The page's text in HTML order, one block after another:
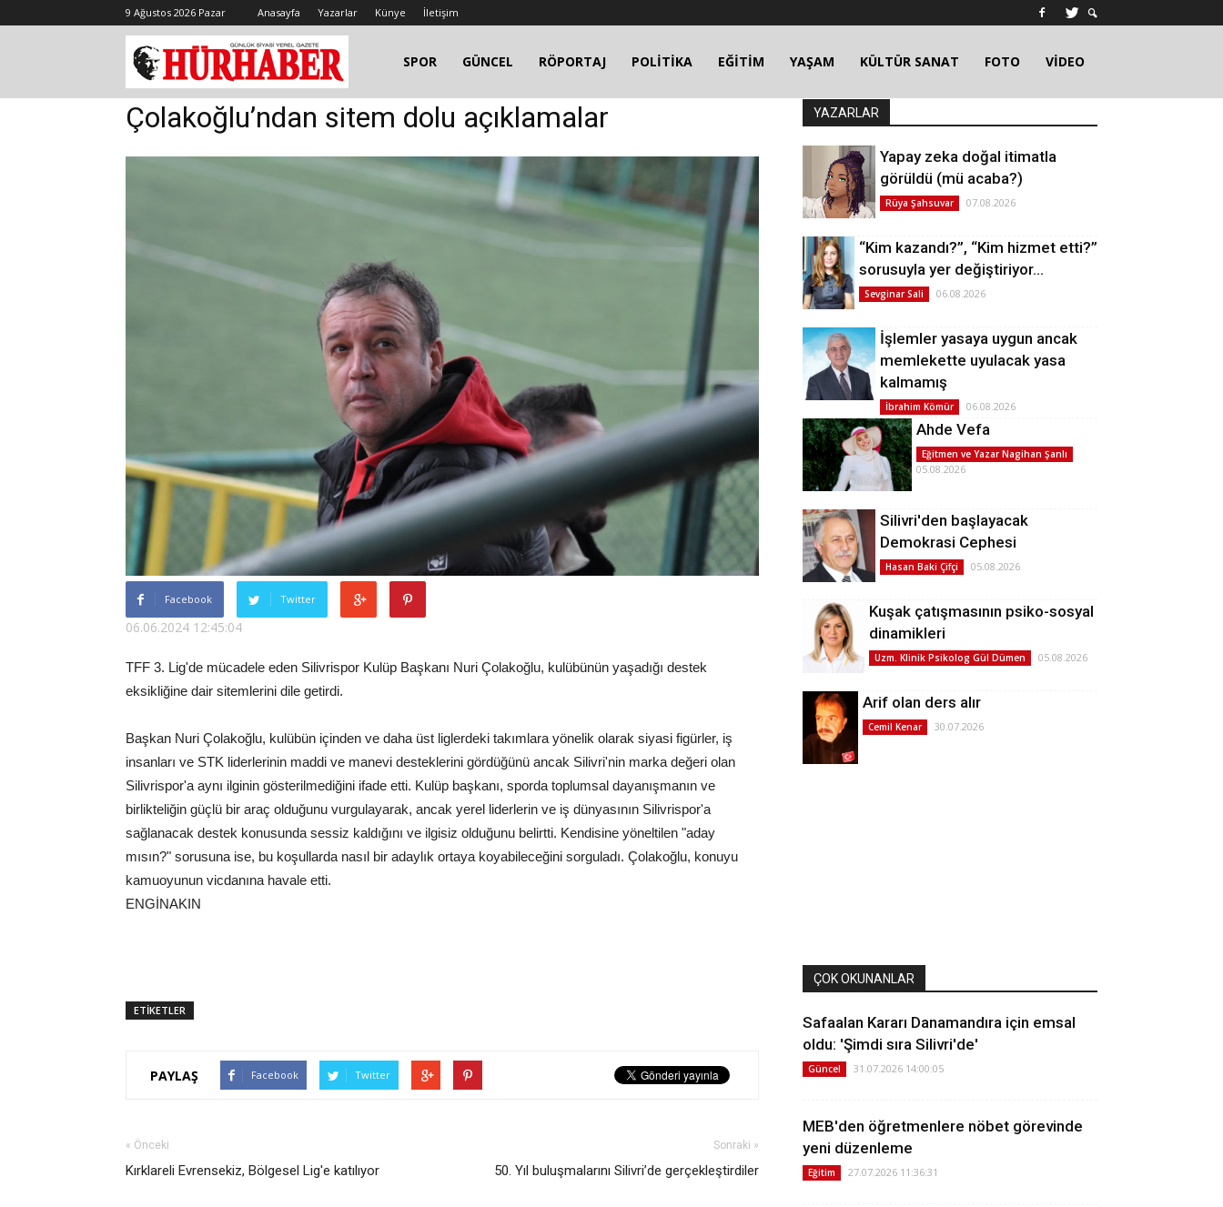
9 Ağustos 2026 Pazar Anasayfa Yazarlar Künye İletişim
SPOR GÜNCEL RÖPORTAJ POLİTİKA EĞİTİM YAŞAM KÜLTÜR SANAT FOTO VİDEO
Çolakoğlu’ndan sitem dolu açıklamalar
Facebook Twitter
06.06.2024 12:45:04
TFF 3. Lig'de mücadele eden Silivrispor Kulüp Başkanı Nuri Çolakoğlu, kulübünün yaşadığı destek
eksikliğine dair sitemlerini dile getirdi.
Başkan Nuri Çolakoğlu, kulübün içinden ve daha üst liglerdeki takımlara yönelik olarak siyasi figürler, iş
insanları ve STK liderlerinin maddi ve manevi desteklerini gördüğünü ancak Silivri'nin marka değeri olan
Silivrispor'a aynı ilginin gösterilmediğini ifade etti. Kulüp başkanı, sporda toplumsal dayanışmanın ve
birlikteliğin güçlü bir araç olduğunu vurgulayarak, ancak yerel liderlerin ve iş dünyasının Silivrispor'a
sağlanacak destek konusunda sessiz kaldığını ve ilgisiz olduğunu belirtti. Kendisine yöneltilen "aday
mısın?" sorusuna ise, bu koşullarda nasıl bir adaylık ortaya koyabileceğini sorguladı. Çolakoğlu, konuyu
kamuoyunun vicdanına havale etti.
ENGİNAKIN
ETİKETLER
PAYLAŞ Facebook Twitter
« Önceki
Kırklareli Evrensekiz, Bölgesel Lig'e katılıyor
Sonraki »
50. Yıl buluşmalarını Silivri’de gerçekleştirdiler
YAZARLAR
Yapay zeka doğal itimatla
görüldü (mü acaba?)
Rüya Şahsuvar 07.08.2026
“Kim kazandı?”, “Kim hizmet etti?”
sorusuyla yer değiştiriyor…
Sevginar Sali 06.08.2026
İşlemler yasaya uygun ancak
memlekette uyulacak yasa
kalmamış
İbrahim Kömür 06.08.2026
Ahde Vefa
Eğitmen ve Yazar Nagihan Şanlı
05.08.2026
Silivri'den başlayacak
Demokrasi Cephesi
Hasan Baki Çifçi 05.08.2026
Kuşak çatışmasının psiko-sosyal
dinamikleri
Uzm. Klinik Psikolog Gül Dümen 05.08.2026
Arif olan ders alır
Cemil Kenar 30.07.2026
ÇOK OKUNANLAR
Safaalan Kararı Danamandıra için emsal
oldu: 'Şimdi sıra Silivri'de'
Güncel 31.07.2026 14:00:05
MEB'den öğretmenlere nöbet görevinde
yeni düzenleme
Eğitim 27.07.2026 11:36:31